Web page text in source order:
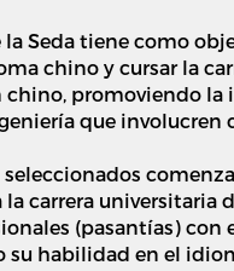
la Seda tiene como
chino y cursar la
chino, promoviendo
que involucren
seleccionados
la carrera universitaria
(pasantías)
su habilidad en el